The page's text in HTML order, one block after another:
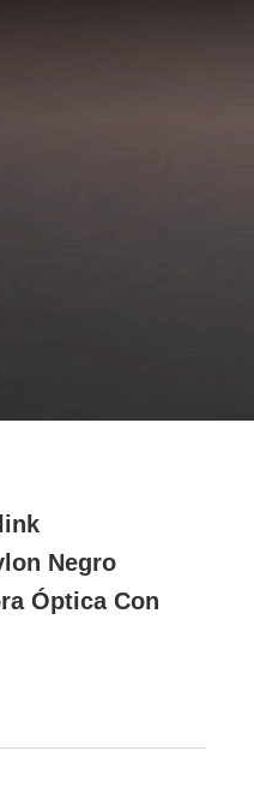
Negro
Óptica Con